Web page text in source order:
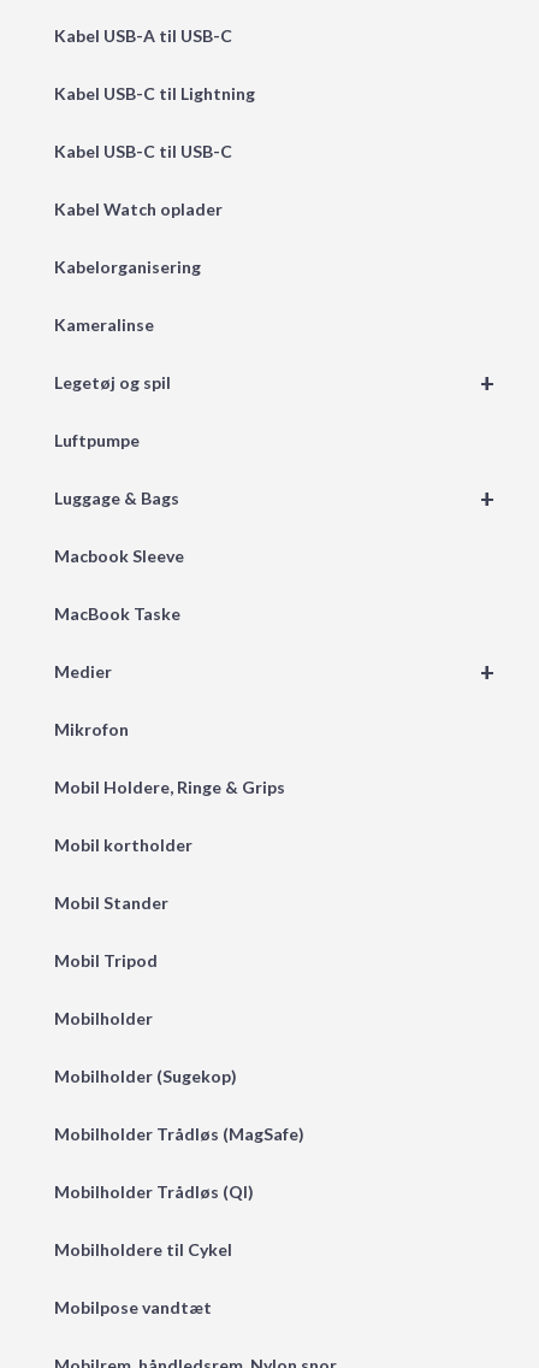
Kabel USB-A til USB-C
Kabel USB-C til Lightning
Kabel USB-C til USB-C
Kabel Watch oplader
Kabelorganisering
Kameralinse
+
Legetøj og spil
Luftpumpe
+
Luggage & Bags
Macbook Sleeve
MacBook Taske
+
Medier
Mikrofon
Mobil Holdere, Ringe & Grips
Mobil kortholder
Mobil Stander
Mobil Tripod
Mobilholder
Mobilholder (Sugekop)
Mobilholder Trådløs (MagSafe)
Mobilholder Trådløs (QI)
Mobilholdere til Cykel
Mobilpose vandtæt